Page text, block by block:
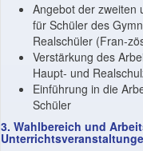
Angebot der zweiten
für Schüler des
Realschüler (Fran-
Verstärkung des
Haupt- und
Einführung in die
Schüler
3. Wahlbereich und